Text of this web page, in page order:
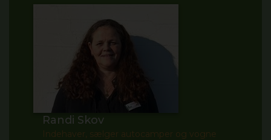
Randi Skov
Indehaver, sælger autocamper og vogne